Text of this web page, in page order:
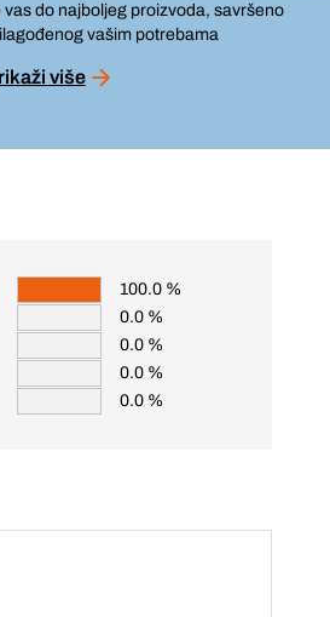
vas do najboljeg proizvoda, savršeno
vašim potrebama
više
100.0 %
0.0 %
0.0 %
0.0 %
0.0 %